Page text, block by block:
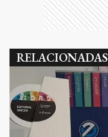
RELACIONADAS